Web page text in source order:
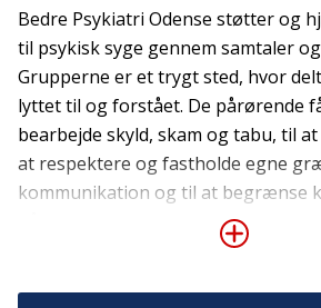
Bedre Psykiatri Odense støtter og
til psykisk syge gennem samtaler
Grupperne er et trygt sted, hvor
lyttet til og forstået. De pårørende
bearbejde skyld, skam og tabu, til
at respektere og fastholde egne
kommunikation og til at begrænse
pårørende er udsat for krise, sorg
megen tid og mange økonomiske
Tilmeld nyhedsbrev
De seneste nyheder om TrygFondens og
aktiviteter direkte i din indbakke.